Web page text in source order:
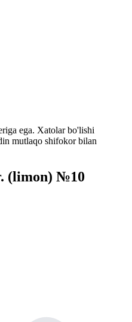
ega. Xatolar bo'lishi
mutlaqo shifokor bilan
(limon) №10